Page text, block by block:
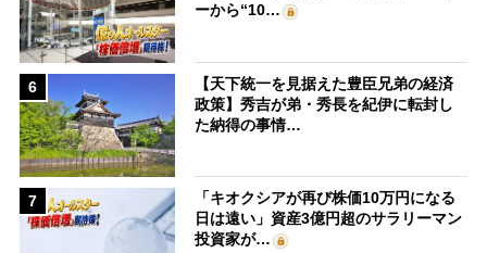
ーから“10…
6
【天下統一を見据えた豊臣兄弟の経済
政策】秀吉が弟・秀長を紀伊に転封し
た納得の事情…
7
「キオクシアが再び株価10万円になる
日は遠い」資産3億円超のサラリーマン
投資家が…